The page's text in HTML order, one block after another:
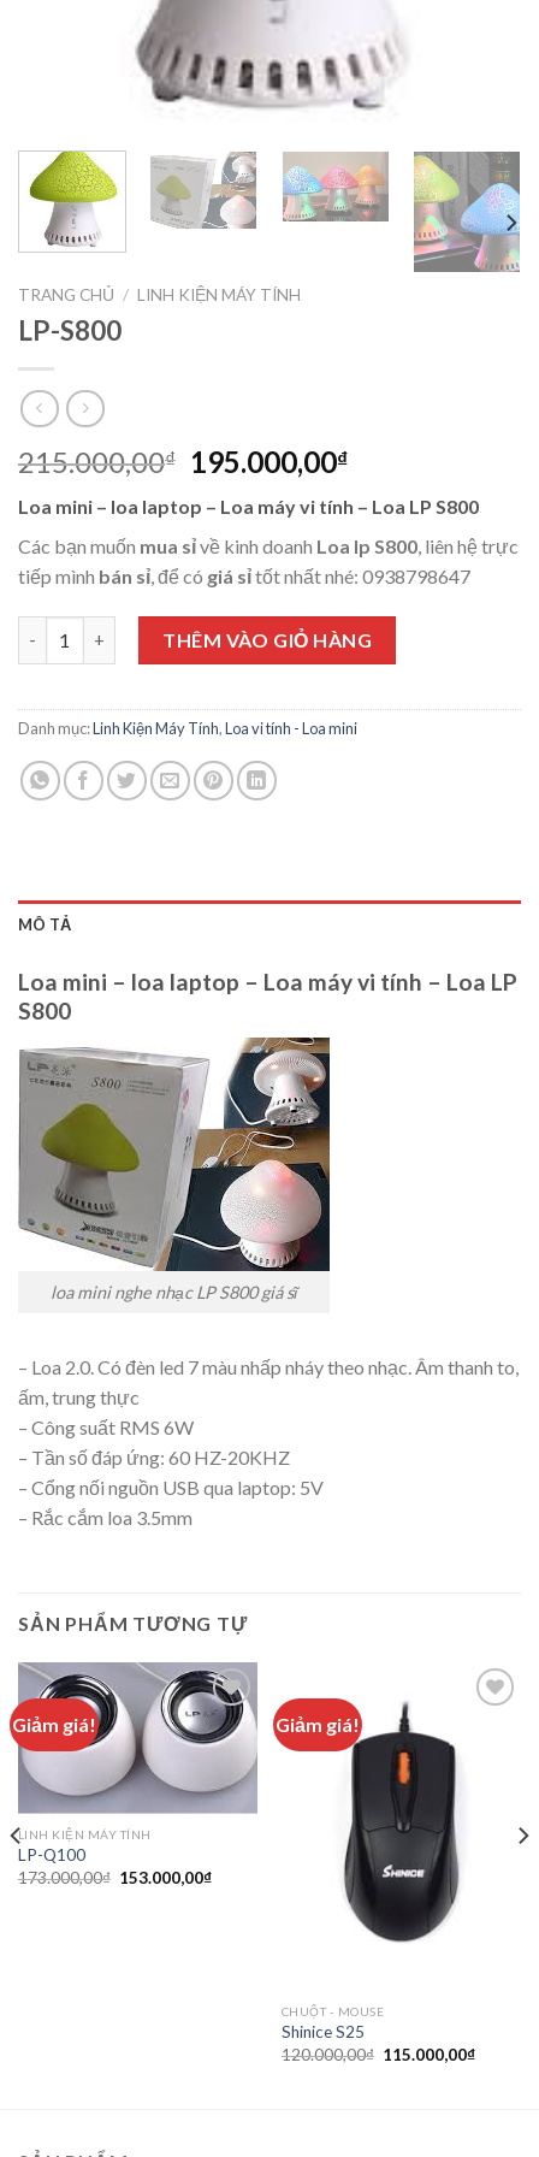
TRANG CHỦ / LINH KIỆN MÁY TÍNH
LP-S800
215.000,00₫ 195.000,00₫
Loa mini – loa laptop – Loa máy vi tính – Loa LP S800
Các bạn muốn mua sỉvề kinh doanh Loa lp S800 , liên hệ trực
tiếp mình bán sỉ , để có giá sỉtốt nhất nhé: 0938798647
THÊM VÀO GIỎ HÀNG
Danh mục:Linh Kiện Máy Tính,Loa vi tính - Loa mini
MÔ TẢ
Loa mini – loa laptop – Loa máy vi tính – Loa LP
S800
loa mini nghe nhạc LP S800 giá sĩ
– Loa 2.0. Có đèn led 7 màu nhấp nháy theo nhạc. Âm thanh to,
ấm, trung thực
– Công suất RMS 6W
– Tần số đáp ứng: 60 HZ-20KHZ
– Cổng nối nguồn USB qua laptop: 5V
– Rắc cắm loa 3.5mm
SẢN PHẨM TƯƠNG TỰ
Giảm giá!
Add to
wishlist
LINH KIỆN MÁY TÍNH
LP-Q100
173.000,00₫ 153.000,00₫
Giảm giá!
CHUỘT - MOUSE
Shinice S25
120.000,00₫ 115.000,00₫